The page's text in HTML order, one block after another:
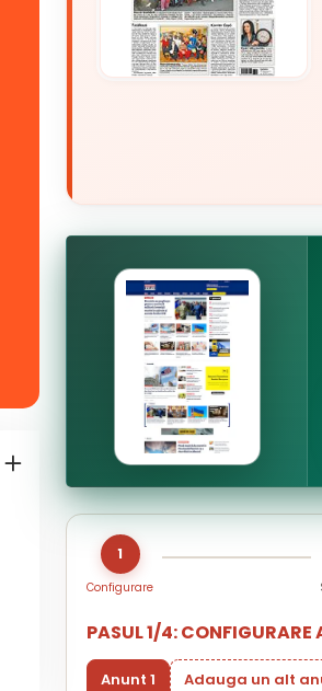
1
Configurare
PASUL 1/4: CONFIGURARE
Anunt 1 Adauga un alt